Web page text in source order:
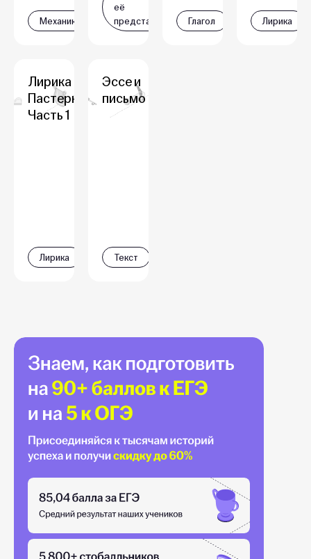
Механика
её
представление
Глагол Лирика
Лирика Б.Л.
Пастернака.
Часть 1
Лирика
Эссе и
письмо
Текст